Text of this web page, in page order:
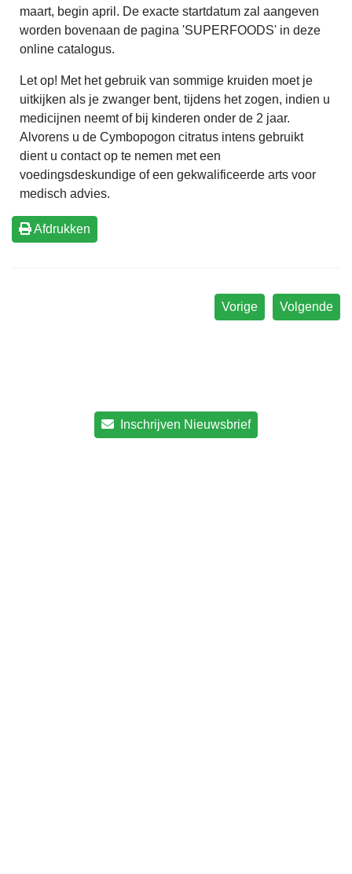
maart, begin april. De exacte startdatum zal aangeven
worden bovenaan de pagina 'SUPERFOODS' in deze
online catalogus.
Let op! Met het gebruik van sommige kruiden moet je
uitkijken als je zwanger bent, tijdens het zogen, indien u
medicijnen neemt of bij kinderen onder de 2 jaar.
Alvorens u de Cymbopogon citratus intens gebruikt
dient u contact op te nemen met een
voedingsdeskundige of een gekwalificeerde arts voor
medisch advies.
Afdrukken
Volgende
Vorige
Inschrijven Nieuwsbrief